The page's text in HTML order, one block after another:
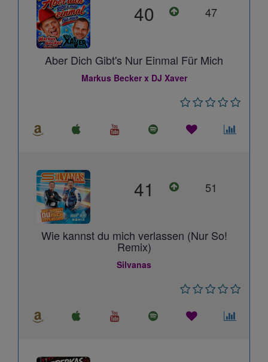
40 47
Aber Dich Gibt's Nur Einmal Für Mich
Markus Becker x DJ Xaver
41 51
Wie kannst du mich verlassen (Nur So!
Remix)
Silvanas